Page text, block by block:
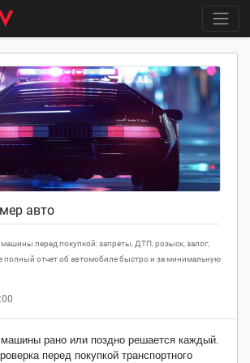
авто
перед покупкой: запреты, ДТП, розыск, залог,
полный отчет об автомобиле быстро и за минимальную
рано или поздно решается каждый.
перед покупкой транспортного